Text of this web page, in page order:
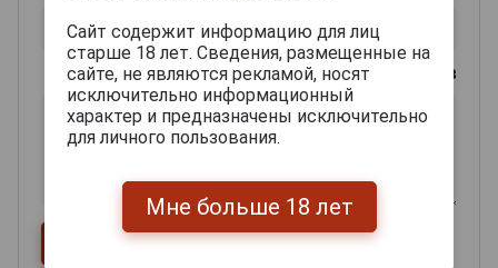
0из 2000 знаков
Сайт содержит информацию для лиц
старше 18 лет. Сведения, размещенные на
сайте, не являются рекламой, носят
исключительно информационный
характер и предназначены исключительно
для личного пользования.
Мне больше 18 лет